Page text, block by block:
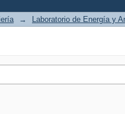
→ Laboratorio de Energía y